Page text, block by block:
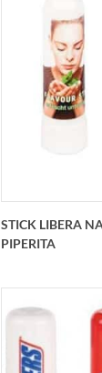
Scatolina
triplo velo
viste è
STICK LIBERA
PIPERITA